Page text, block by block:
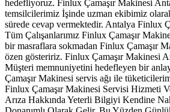
hedefliyoruz. Finlux Çamaşır Makinesi
temsilcilerimiz İşinde uzman ekibimiz olarak
sürede cevap vermektedir. Antalya Finlux
Tüm Çalışanlarımız Finlux Çamaşır
bir masraflara sokmadan Finlux Çamaşır
özen gösteririz. Finlux Çamaşır Makinesi
Müşteri memnuniyetini hedefleyen bir
Çamaşır Makinesi servis ağı ile
Finlux Çamaşır Makinesi Servisi Hizmeti
Arıza Hakkında Yeterli Bilgiyi Kendine